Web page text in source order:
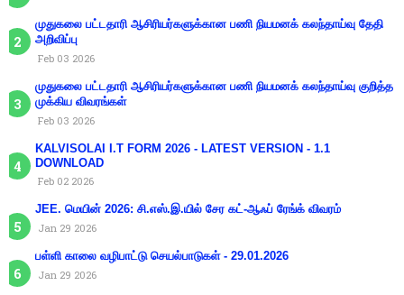
முதுகலை பட்டதாரி ஆசிரியர்களுக்கான பணி நியமனக் கலந்தாய்வு தேதி
அறிவிப்பு
Feb 03 2026
முதுகலை பட்டதாரி ஆசிரியர்களுக்கான பணி நியமனக் கலந்தாய்வு குறித்த
முக்கிய விவரங்கள்
Feb 03 2026
KALVISOLAI I.T FORM 2026 - LATEST VERSION - 1.1
DOWNLOAD
Feb 02 2026
JEE. மெயின் 2026: சி.எஸ்.இ.யில் சேர கட்-ஆஃப் ரேங்க் விவரம்
Jan 29 2026
பள்ளி காலை வழிபாட்டு செயல்பாடுகள் - 29.01.2026
Jan 29 2026